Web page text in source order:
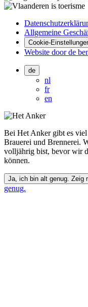
Allgemeine
Cookie-
Website door de
de
nl
fr
en
Bei Het Anker gibt es
Brauerei und Brennerei.
volljährig bist, bevor wir
können.
Ja, ich bin alt genug. Zeig
genug.